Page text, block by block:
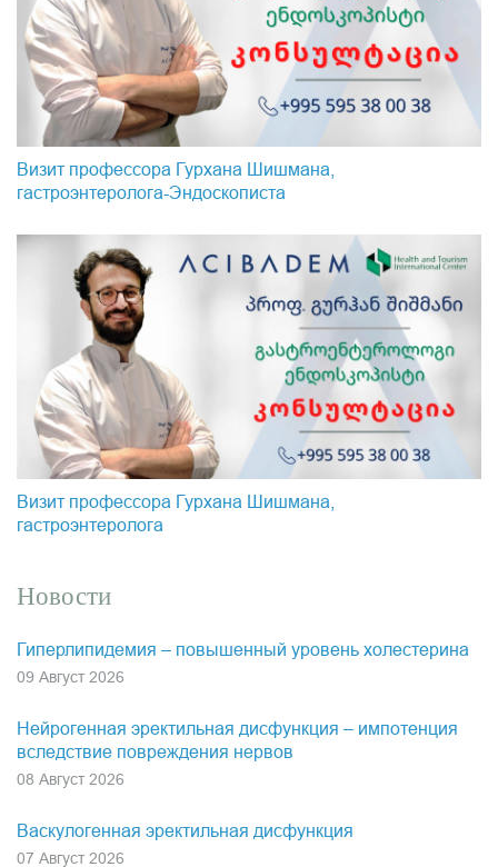
Визит профессора Гурхана Шишмана,
гастроэнтеролога-Эндоскопистa
Визит профессора Гурхана Шишмана,
гастроэнтеролога
Новости
Гиперлипидемия – повышенный уровень холестерина
09 Август 2026
Нейрогенная эректильная дисфункция – импотенция
вследствие повреждения нервов
08 Август 2026
Васкулогенная эректильная дисфункция
07 Август 2026